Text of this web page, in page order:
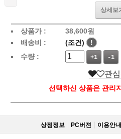
상세보
상품가 : 38,600원
배송비 :
(조건)
!
수량 :
+1 -1
관
선택하신 상품은 관리
상점정보 PC버젼 이용안내